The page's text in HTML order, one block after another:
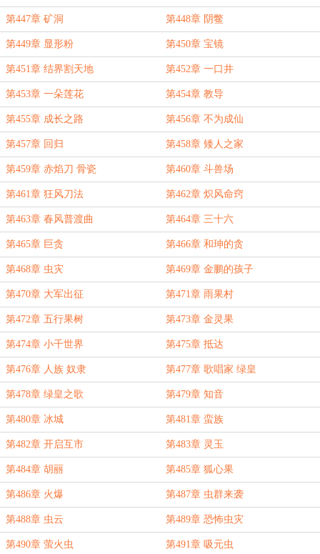
第447章 矿洞 第448章 阴鳖
第449章 显形粉 第450章 宝镜
第451章 结界割天地 第452章 一口井
第453章 一朵莲花 第454章 教导
第455章 成长之路 第456章 不为成仙
第457章 回归 第458章 矮人之家
第459章 赤焰刀 骨瓷 第460章 斗兽场
第461章 狂风刀法 第462章 炽风命窍
第463章 春风普渡曲 第464章 三十六
第465章 巨贪 第466章 和珅的贪
第468章 虫灾 第469章 金鹏的孩子
第470章 大军出征 第471章 雨果村
第472章 五行果树 第473章 金灵果
第474章 小千世界 第475章 抵达
第476章 人族 奴隶 第477章 歌唱家 绿皇
第478章 绿皇之歌 第479章 知音
第480章 冰城 第481章 蛮族
第482章 开启互市 第483章 灵玉
第484章 胡丽 第485章 狐心果
第486章 火爆 第487章 虫群来袭
第488章 虫云 第489章 恐怖虫灾
第490章 萤火虫 第491章 吸元虫